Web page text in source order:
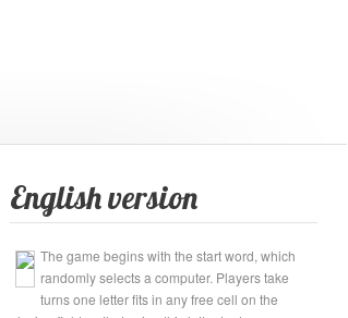
English version
The game begins with the start word, which
randomly selects a computer. Players take
turns one letter fits in any free cell on the